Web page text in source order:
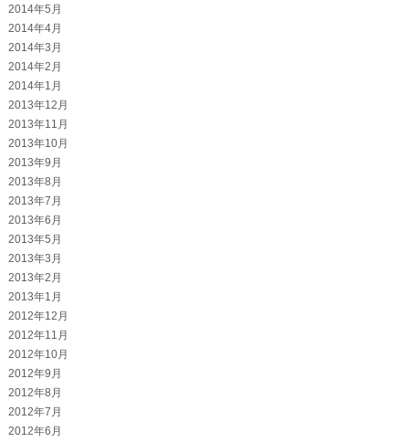
2014年5月
2014年4月
2014年3月
2014年2月
2014年1月
2013年12月
2013年11月
2013年10月
2013年9月
2013年8月
2013年7月
2013年6月
2013年5月
2013年3月
2013年2月
2013年1月
2012年12月
2012年11月
2012年10月
2012年9月
2012年8月
2012年7月
2012年6月